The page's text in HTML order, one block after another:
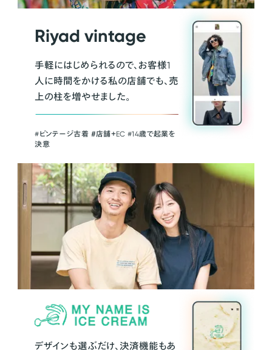
Riyad vintage
手軽にはじめられるので、お客様1
人に時間をかける私の店舗でも、売
上の柱を増やせました。
#ビンテージ古着 ＃店舗＋EC #14歳で起業を
決意
デザインも選ぶだけ、決済機能もあ